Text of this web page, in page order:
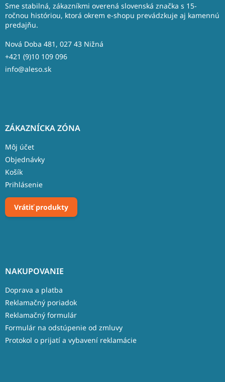
Sme stabilná, zákazníkmi overená slovenská značka s 15-
ročnou históriou, ktorá okrem e-shopu prevádzkuje aj kamennú
predajňu.
Nová Doba 481, 027 43 Nižná
+421 (9)10 109 096
info@aleso.sk
ZÁKAZNÍCKA ZÓNA
Môj účet
Objednávky
Košík
Prihlásenie
Vrátiť produkty
NAKUPOVANIE
Doprava a platba
Reklamačný poriadok
Reklamačný formulár
Formulár na odstúpenie od zmluvy
Protokol o prijatí a vybavení reklamácie